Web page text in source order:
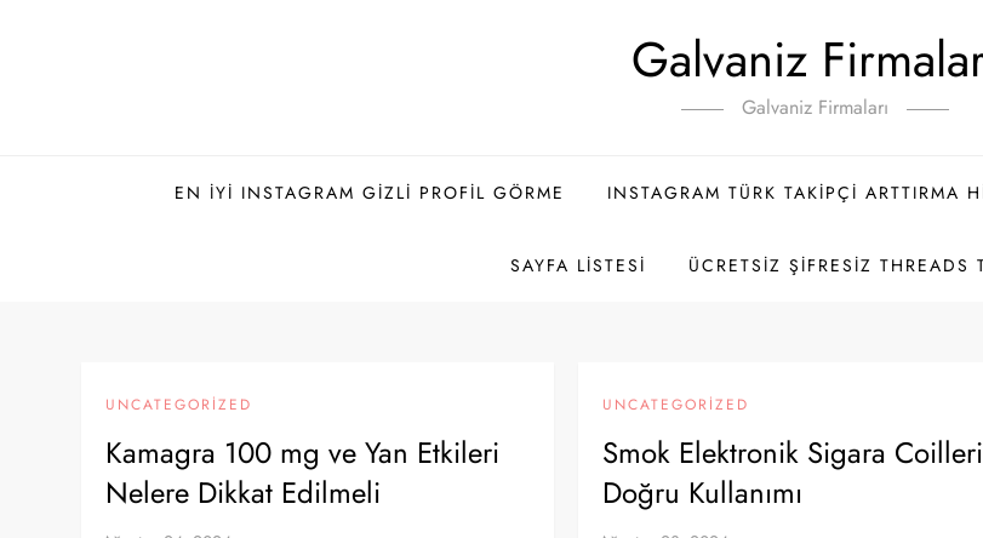
Galvaniz
Galvaniz Firmaları
EN İYI INSTAGRAM GIZLI PROFIL GÖRME INSTAGRAM TÜRK TAKIPÇI ARTTIRMA
SAYFA LISTESI ÜCRETSIZ ŞIFRESIZ THREADS
UNCATEGORIZED
Kamagra 100 mg ve Yan Etkileri
Nelere Dikkat Edilmeli
UNCATEGORIZED
Smok Elektronik Sigara
Doğru Kullanımı